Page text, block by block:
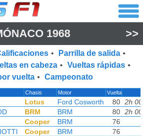
1968 >>
• Parrilla de salida •
en cabeza • Vueltas rápidas •
vuelta • Campeonato
Chasis Motor Vuelta
Lotus Ford Cosworth 80 2h
BRM BRM 80 2h
Cooper BRM
76
Cooper BRM
76